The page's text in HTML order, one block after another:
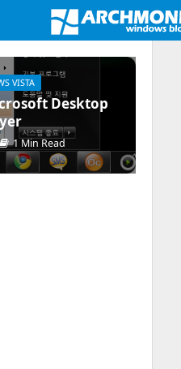
VISTA
Desktop
1 Min Read